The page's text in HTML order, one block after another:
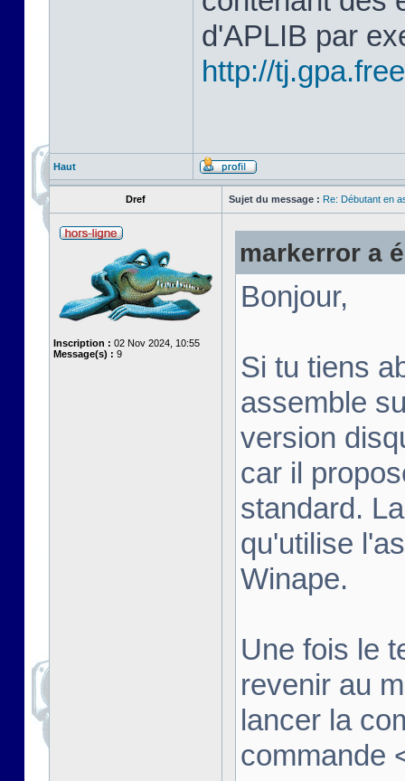
d'APLIB par
http://
Haut
Dref Sujet du message : Re: Débutant en
Inscription : 02 Nov 2024, 10:55
Message(s) : 9
markerror a
Bonjour,
Si tu tiens
assemble
version
car il
standard.
qu'utilise
Winape.
Une fois le
revenir au
lancer la
commande